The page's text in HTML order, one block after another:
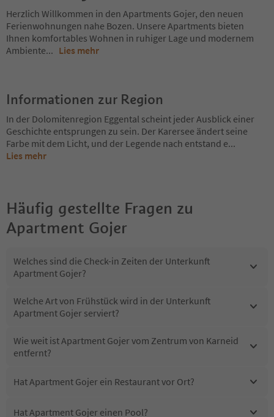
Herzlich Willkommen in den Apartments Gojer, den neuen
Ferienwohnungen nahe Bozen. Unsere Apartments bieten
Ihnen komfortables Wohnen in ruhiger Lage und modernem
Ambiente... Lies mehr
Informationen zur Region
In der Dolomitenregion Eggental scheint jeder Ausblick einer
Geschichte entsprungen zu sein. Der Karersee ändert seine
Farbe mit dem Licht, und der Legende nach entstand e...
Lies mehr
Häufig gestellte Fragen zu
Apartment Gojer
Welches sind die Check-in Zeiten der Unterkunft
Apartment Gojer?
Welche Art von Frühstück wird in der Unterkunft
Apartment Gojer serviert?
Wie weit ist Apartment Gojer vom Zentrum von Karneid
entfernt?
Hat Apartment Gojer ein Restaurant vor Ort?
Hat Apartment Gojer einen Pool?